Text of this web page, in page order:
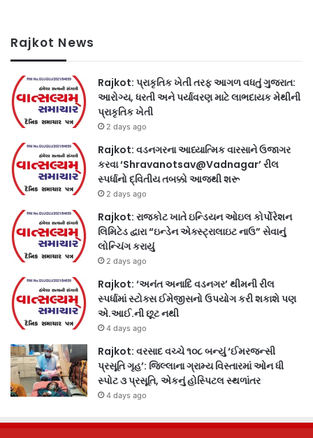
Rajkot News
Rajkot: પ્રાકૃતિક ખેતી તરફ આગળ વધતું ગુજરાત:
આરોગ્ય, ધરતી અને પર્યાવરણ માટે લાભદાયક મેથીની
પ્રાકૃતિક ખેતી
2 days ago
Rajkot: વડનગરના આધ્યાત્મિક વારસાને ઉજાગર
કરવા ‘Shravanotsav@Vadnagar’ રીલ
સ્પર્ધાનો દ્વિતીય તબક્કો આજથી શરૂ
2 days ago
Rajkot: રાજકોટ ખાતે ઇન્ડિયન ઓઇલ કોર્પોરેશન
લિમિટેડ દ્વારા “ઇન્ડેન એક્સ્ટ્રાલાઇટ નાઉ” સેવાનું
લોન્ચિંગ કરાયું
2 days ago
Rajkot: ‘અનંત અનાદિ વડનગર’ થીમની રીલ
સ્પર્ધામાં સ્ટોક્સ ઈમેજીસનો ઉપયોગ કરી શકાશે પણ
એ.આઈ.ની છૂટ નથી
4 days ago
Rajkot: વરસાદ વચ્ચે ૧૦૮ બન્યું ‘ઈમરજન્સી
પ્રસૂતિ ગૃહ’: જિલ્લાના ગ્રામ્ય વિસ્તારમાં ઓન ધી
સ્પોટ ૩ પ્રસૂતિ, એકનું હોસ્પિટલ સ્થળાંતર
4 days ago